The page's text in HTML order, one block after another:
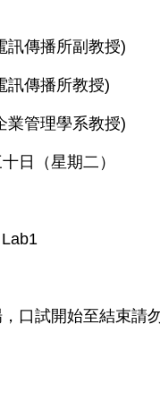
訊傳播所副教授)
訊傳播所教授)
業管理學系教授)
日（星期二）
口試開始至結束請